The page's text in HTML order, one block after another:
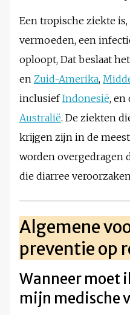
Een tropische ziekte
vermoeden, een
oploopt, Dat beslaat
en Zuid-Amerika,
inclusiefIndonesië, en
Australië. De ziekten
krijgen zijn in de
worden overgedragen
die diarree
Algemene
preventie op
Wanneer moet
mijn medische